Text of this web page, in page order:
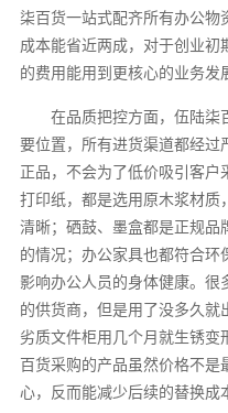
柒百货一站式配齐所有办公
成本能省近两成，对于创业
的费用能用到更核心的业务发
在品质把控方面，伍陆柒
要位置，所有进货渠道都经过
正品，不会为了低价吸引客户
打印纸，都是选用原木浆材质
清晰；硒鼓、墨盒都是正规品
的情况；办公家具也都符合
影响办公人员的身体健康。很
的供货商，但是用了没多久就
劣质文件柜用几个月就生锈变
百货采购的产品虽然价格不
心，反而能减少后续的替换成